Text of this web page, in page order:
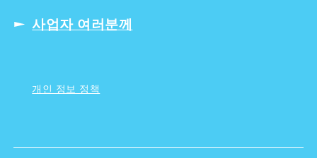
사업자 여러분께
개인 정보 정책